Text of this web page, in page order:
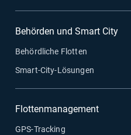
Behörden und Smart City
Behördliche Flotten
Smart-City-Lösungen
Flottenmanagement
GPS-Tracking